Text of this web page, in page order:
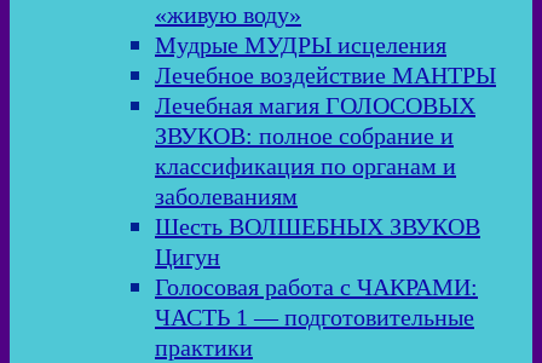
«живую воду»
Мудрые МУДРЫ исцеления
Лечебное воздействие МАНТРЫ
Лечебная магия ГОЛОСОВЫХ
ЗВУКОВ: полное собрание и
классификация по органам и
заболеваниям
Шесть ВОЛШЕБНЫХ ЗВУКОВ
Цигун
Голосовая работа с ЧАКРАМИ:
ЧАСТЬ 1 — подготовительные
практики